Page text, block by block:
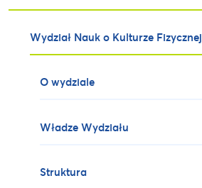
Wydział Nauk o Kulturze Fizycznej
O wydziale
Władze Wydziału
Struktura